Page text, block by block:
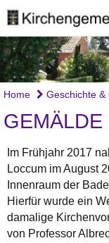
Home Geschichte &
Im Frühjahr 2017
Loccum im August
Innenraum der
Hierfür wurde ein
damalige
von Professor